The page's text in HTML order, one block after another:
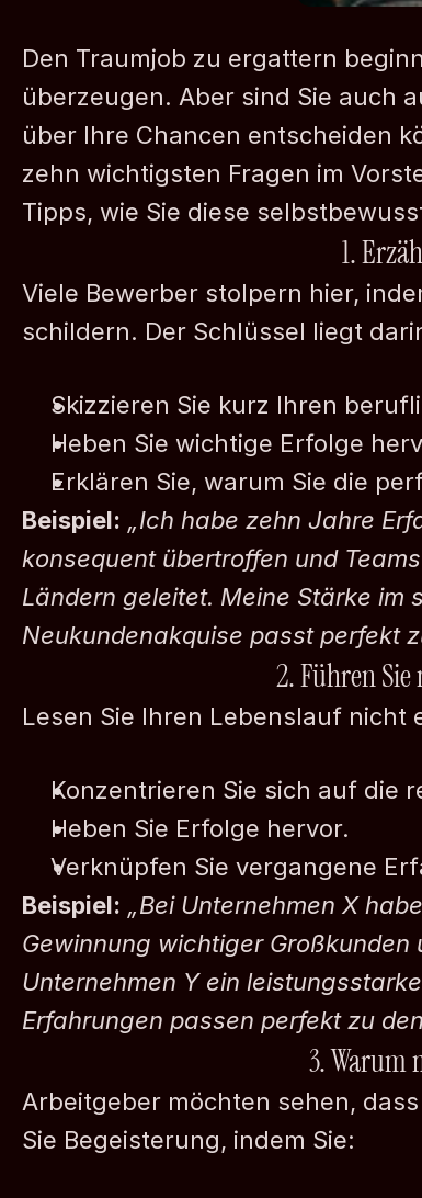
Den Traumjob zu ergattern
überzeugen. Aber sind Sie auch
über Ihre Chancen entscheiden
zehn wichtigsten Fragen im
Tipps, wie Sie diese
1.
Viele Bewerber stolpern hier,
schildern. Der Schlüssel liegt
Skizzieren Sie kurz Ihren
Heben Sie wichtige Erfolge
Erklären Sie, warum Sie die
Beispiel: „Ich habe zehn Jahre
konsequent übertroffen und
Ländern geleitet. Meine Stärke im
Neukundenakquise passt perfekt
2. Führen
Lesen Sie Ihren Lebenslauf
Konzentrieren Sie sich auf die
Heben Sie Erfolge hervor.
Verknüpfen Sie vergangene
Beispiel: „Bei Unternehmen X
Gewinnung wichtiger
Unternehmen Y ein
Erfahrungen passen perfekt zu
3. Warum
Arbeitgeber möchten sehen,
Sie Begeisterung, indem Sie: